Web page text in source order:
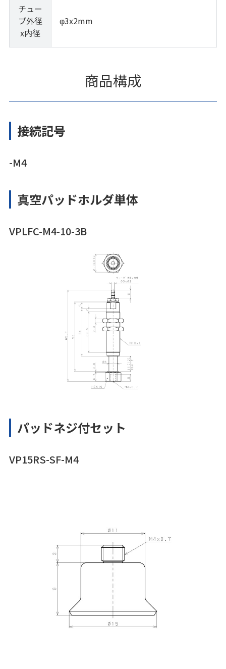
チュー
ブ外径
x内径
φ3x2mm
商品構成
接続記号
-M4
真空パッドホルダ単体
VPLFC-M4-10-3B
パッドネジ付セット
VP15RS-SF-M4